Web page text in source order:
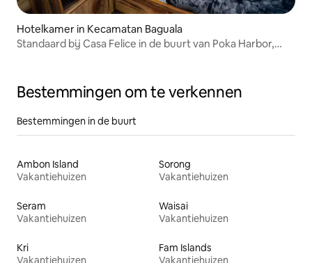
Hotelkamer in Kecamatan Baguala
Standaard bij Casa Felice in de buurt van Poka Harbor,
Bestemmingen om te verkennen
Bestemmingen in de buurt
Ambon Island
Vakantiehuizen
Sorong
Vakantiehuizen
Seram
Vakantiehuizen
Waisai
Vakantiehuizen
Kri
Vakantiehuizen
Fam Islands
Vakantiehuizen